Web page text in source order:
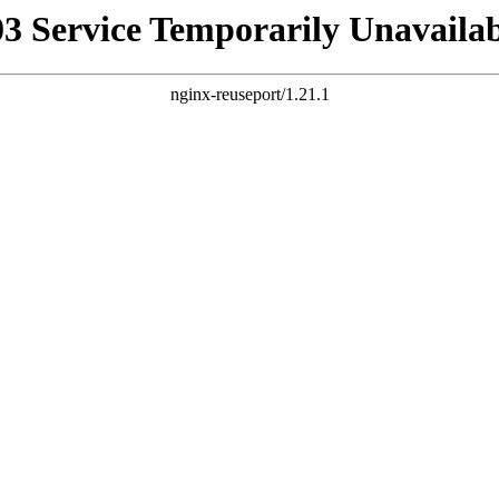
Service Temporarily
nginx-reuseport/1.21.1